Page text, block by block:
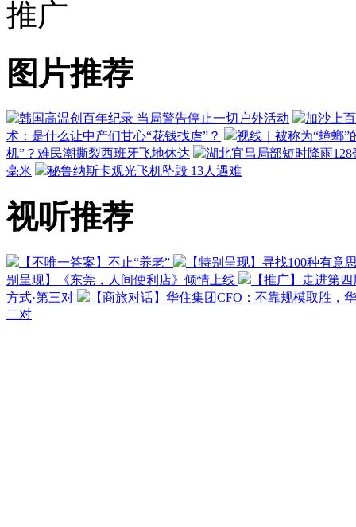
推广
图片推荐
韩国高温创百年纪录 当局警告停止一切户外活动
加沙上
术：是什么让中产们甘心“花钱找虐”？
视线｜被称为“蟑螂
机”？难民潮撕裂西班牙飞地休达
湖北宜昌局部短时降雨
毫米
秘鲁纳斯卡观光飞机坠毁 13人遇难
视听推荐
【不唯一答案】不止“养老”
【特别呈现】寻找100种有意
别呈现】《东莞，人间便利店》倾情上线
【推广】走进第
方式·第三对
【商旅对话】华住集团CFO：不靠规模取胜，
二对